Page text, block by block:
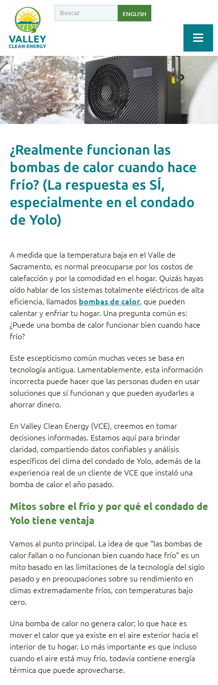
ENGLISH
¿Realmente funcionan las
bombas de calor cuando hace
frío? (La respuesta es SÍ,
especialmente en el condado
de Yolo)
A medida que la temperatura baja en el Valle de
Sacramento, es normal preocuparse por los costos de
calefacción y por la comodidad en el hogar. Quizás hayas
oído hablar de los sistemas totalmente eléctricos de alta
eficiencia, llamados bombas de calor, que pueden
calentar y enfriar tu hogar. Una pregunta común es:
¿Puede una bomba de calor funcionar bien cuando hace
frío?
Este escepticismo común muchas veces se basa en
tecnología antigua. Lamentablemente, esta información
incorrecta puede hacer que las personas duden en usar
soluciones que sí funcionan y que pueden ayudarles a
ahorrar dinero.
En Valley Clean Energy (VCE), creemos en tomar
decisiones informadas. Estamos aquí para brindar
claridad, compartiendo datos confiables y análisis
específicos del clima del condado de Yolo, además de la
experiencia real de un cliente de VCE que instaló una
bomba de calor el año pasado.
Mitos sobre el frío y por qué el condado de
Yolo tiene ventaja
Vamos al punto principal. La idea de que “las bombas de
calor fallan o no funcionan bien cuando hace frío” es un
mito basado en las limitaciones de la tecnología del siglo
pasado y en preocupaciones sobre su rendimiento en
climas extremadamente fríos, con temperaturas bajo
cero.
Una bomba de calor no genera calor; lo que hace es
mover el calor que ya existe en el aire exterior hacia el
interior de tu hogar. Lo más importante es que incluso
cuando el aire está muy frío, todavía contiene energía
térmica que puede aprovecharse.